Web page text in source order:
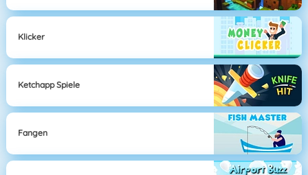
Klicker
Ketchapp Spiele
Fangen